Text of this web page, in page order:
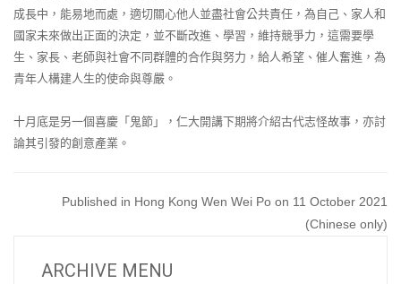
成長中，能易地而處，適切關心他人並盡社會公共責任，為自己、家人和
國家未來做出正面的決定，並不斷改進、學習，維持競爭力，這需要學
生、家長、老師與社會不同群體的合作與努力，給人希望、催人奮進，為
青年人構建人生的使命與尊嚴。
十月底是另一個喜慶「鬼節」，仁大開講下期將介紹古代志怪故事，亦討
論其引發的創意產業。
Published in Hong Kong Wen Wei Po on 11 October 2021
(Chinese only)
ARCHIVE MENU